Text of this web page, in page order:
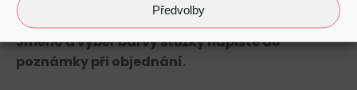
Předvolby
Jméno a výběr barvy stužky napište do
poznámky při objednání.